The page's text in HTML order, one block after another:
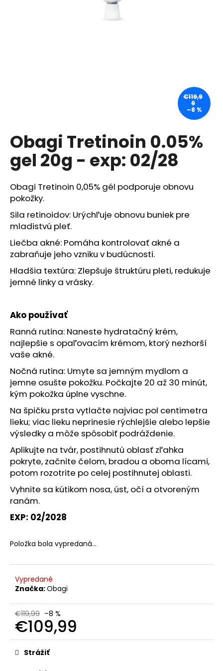
Obagi Tretinoin 0.05%
gel 20g - exp: 02/28
Obagi Tretinoin 0,05% gél podporuje obnovu
pokožky.
Sila retinoidov: Urýchľuje obnovu buniek pre
mladistvú pleť.
Liečba akné: Pomáha kontrolovať akné a
zabraňuje jeho vzniku v budúcnosti.
Hladšia textúra: Zlepšuje štruktúru pleti, redukuje
jemné linky a vrásky.
Ako používať
Ranná rutina: Naneste hydratačný krém,
najlepšie s opaľovacím krémom, ktorý nezhorší
vaše akné.
Nočná rutina: Umyte sa jemným mydlom a
jemne osušte pokožku. Počkajte 20 až 30 minút,
kým pokožka úplne vyschne.
Na špičku prsta vytlačte najviac pol centimetra
lieku; viac lieku neprinesie rýchlejšie alebo lepšie
výsledky a môže spôsobiť podráždenie.
Aplikujte na tvár, postihnutú oblasť zľahka
pokryte, začnite čelom, bradou a oboma lícami,
potom rozotrite po celej postihnutej oblasti.
Vyhnite sa kútikom nosa, úst, očí a otvoreným
ranám.
EXP: 02/2028
Položka bola vypredaná…
Vypredané
Značka:Obagi
€119,99 –8 %
€109,99
Jednotková
cena:Strážiť
€119,9
9
–8 %
O
d
p
o
r
ú
č
a
m
e
VICHY
HYDRATAČNÉ
OCHRANNÉ
MLIEKO
NA
TVÁR
A
SPF
50+,
300ML,
EXP
05/26
€9,44
Pôvodne:
€23,60